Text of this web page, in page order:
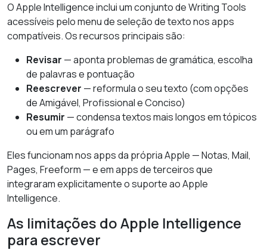
O Apple Intelligence inclui um conjunto de Writing Tools
acessíveis pelo menu de seleção de texto nos apps
compatíveis. Os recursos principais são:
Revisar — aponta problemas de gramática, escolha
de palavras e pontuação
Reescrever — reformula o seu texto (com opções
de Amigável, Profissional e Conciso)
Resumir — condensa textos mais longos em tópicos
ou em um parágrafo
Eles funcionam nos apps da própria Apple — Notas, Mail,
Pages, Freeform — e em apps de terceiros que
integraram explicitamente o suporte ao Apple
Intelligence.
As limitações do Apple Intelligence
para escrever